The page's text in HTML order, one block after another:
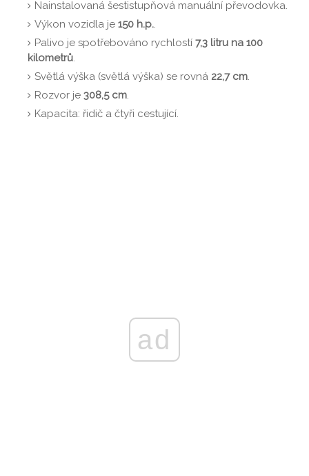
Nainstalovaná šestistupňová manuální převodovka.
Výkon vozidla je 150 h.p.
Palivo je spotřebováno rychlostí 7,3 litru na 100
kilometrů
Světlá výška (světlá výška) se rovná 22,7 cm
Rozvor je 308,5 cm
Kapacita: řidič a čtyři cestující.
ad